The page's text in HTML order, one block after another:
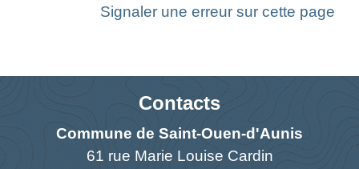
Signaler une erreur sur cette page
Contacts
Commune de Saint-Ouen-d'Aunis
61 rue Marie Louise Cardin